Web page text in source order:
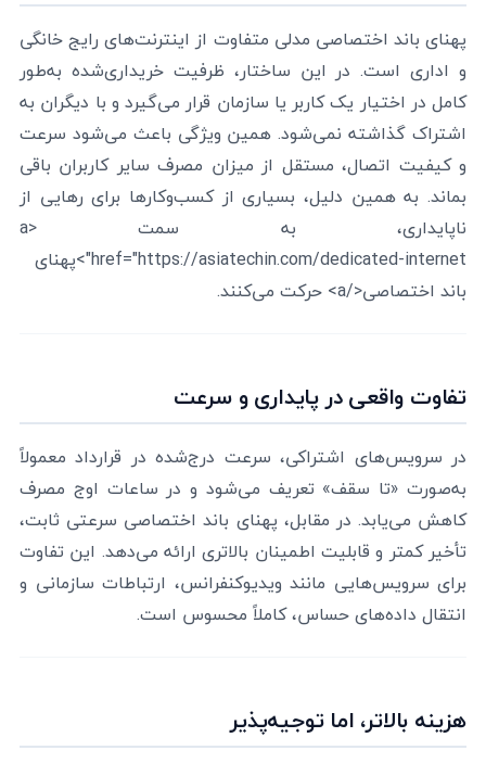
پهنای باند اختصاصی مدلی متفاوت از اینترنت‌های رایج خانگی
و اداری است. در این ساختار، ظرفیت خریداری‌شده به‌طور
کامل در اختیار یک کاربر یا سازمان قرار می‌گیرد و با دیگران به
اشتراک گذاشته نمی‌شود. همین ویژگی باعث می‌شود سرعت
و کیفیت اتصال، مستقل از میزان مصرف سایر کاربران باقی
بماند. به همین دلیل، بسیاری از کسب‌وکارها برای رهایی از
ناپایداری، به سمت <a
href="https://asiatechin.com/dedicated-internet">پهنای
باند اختصاصی</a> حرکت می‌کنند.
تفاوت واقعی در پایداری و سرعت
در سرویس‌های اشتراکی، سرعت درج‌شده در قرارداد معمولاً
به‌صورت «تا سقف» تعریف می‌شود و در ساعات اوج مصرف
کاهش می‌یابد. در مقابل، پهنای باند اختصاصی سرعتی ثابت،
تأخیر کمتر و قابلیت اطمینان بالاتری ارائه می‌دهد. این تفاوت
برای سرویس‌هایی مانند ویدیوکنفرانس، ارتباطات سازمانی و
انتقال داده‌های حساس، کاملاً محسوس است.
هزینه بالاتر، اما توجیه‌پذیر